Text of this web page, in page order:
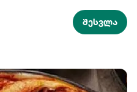
შესვლა